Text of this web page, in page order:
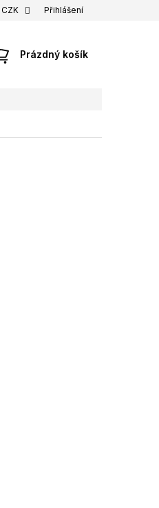
CZK Přihlášení
NÁKUPNÍ
Prázdný košík